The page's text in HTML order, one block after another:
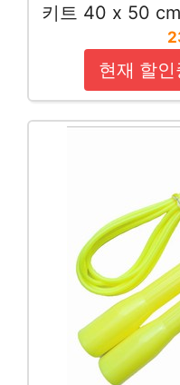
키트 40 x 50
현재 할